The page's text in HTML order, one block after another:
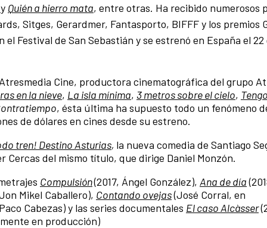
y Quién a hierro mata, entre otras. Ha recibido numerosos
Sitges, Gerardmer, Fantasporto, BIFFF y los premios
el Festival de San Sebastián y se estrenó en España el
Cine, productora cinematográfica del grupo
en la nieve, La isla mínima, 3 metros sobre el cielo,
, ésta última ha supuesto todo un fenómeno
de dólares en cines desde su estreno.
tren! Destino Asturias, la nueva comedia de Santiago
Cercas del mismo título, que dirige Daniel Monzón.
Compulsión(2017, Ángel González), Ana de día
Mikel Caballero), Contando ovejas(José Corral, en
Cabezas) y las series documentales El caso Alcàsser
en producción)